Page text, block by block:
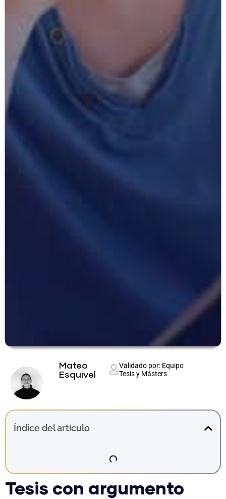
Mateo
Esquivel
Validado por: Equipo
Tesis y Másters
Índice del artículo
Tesis con argumento